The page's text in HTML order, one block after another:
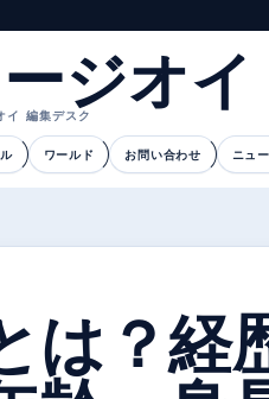
ジオイ
イ 編集デスク
ワールド お問い合わせ ニュ
は？経